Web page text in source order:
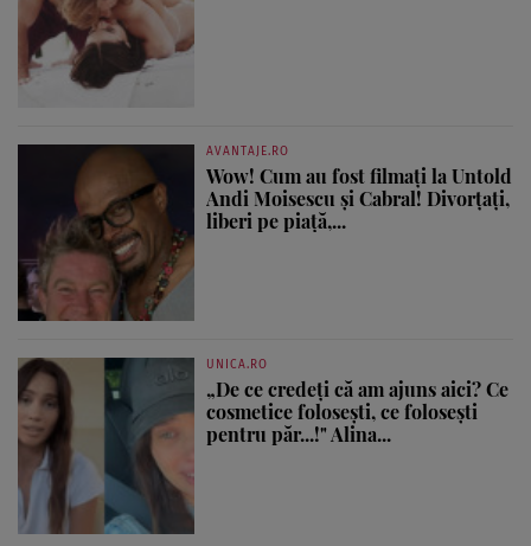
AVANTAJE.RO
Wow! Cum au fost filmați la Untold
Andi Moisescu și Cabral! Divorțați,
liberi pe piață,...
UNICA.RO
„De ce credeți că am ajuns aici? Ce
cosmetice folosești, ce folosești
pentru păr...!" Alina...